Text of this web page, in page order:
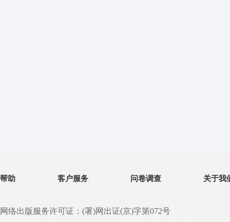
帮助 客户服务 问卷调查 关于我
网络出版服务许可证：(署)网出证(京)字第072号